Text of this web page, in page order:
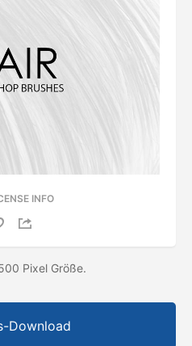
INFO
Pixel Größe.
Download